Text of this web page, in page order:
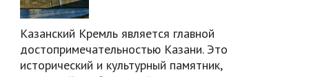
Казанский Кремль является главной
достопримечательностью Казани. Это
исторический и культурный памятник,